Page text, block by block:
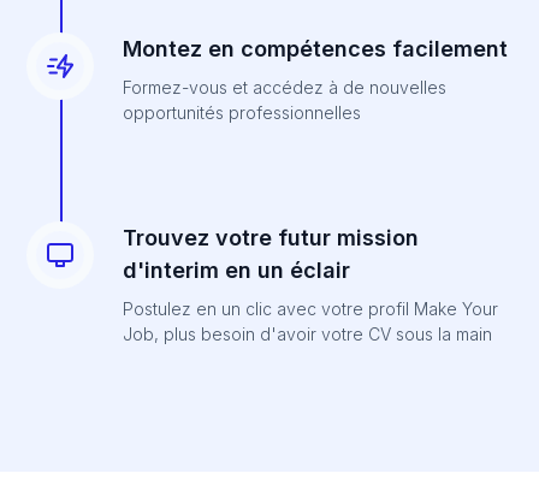
Montez en compétences facilement
Formez-vous et accédez à de nouvelles
opportunités professionnelles
Trouvez votre futur mission
d'interim en un éclair
Postulez en un clic avec votre profil Make Your
Job, plus besoin d'avoir votre CV sous la main